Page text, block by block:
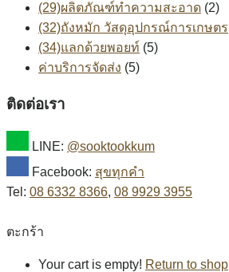
(29)ผลิตภัณฑ์ทำความสะอาด (2)
(32)ถังหมัก วัสดุอุปกรณ์การเกษตร
(34)แลกด้วยพอยท์ (5)
ค่าบริการจัดส่ง (5)
ติดต่อเรา
LINE: @sooktookkum
Facebook: สุขทุกคำ
Tel: 08 6332 8366, 08 9929 3955
ตะกร้า
Your cart is empty! Return to shop